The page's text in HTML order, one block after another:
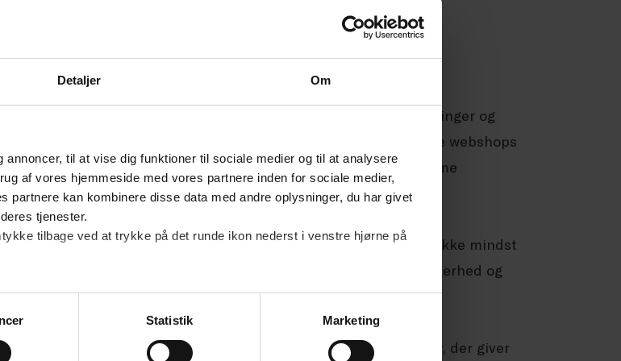
Detaljer Om
til at vise dig funktioner til sociale medier og til at analysere
af vores hjemmeside med vores partnere inden for sociale medier,
partnere kan kombinere disse data med andre oplysninger, du har givet
tjenester.
tilbage ved at trykke på det runde ikon nederst i venstre hjørne på
Statistik Marketing
UDFORDRING FOR VIRKSOMHEDER
stigende udfordring for virksomheder i takt med, at handel, betalinger og
foregår digitalt. Svindlen kan tage mange former – fra falske webshops
af betalingsoplysninger og identitetstyveri – og kan både ramme
og deres kunder.
konsekvenserne være økonomiske tab, øget administration og ikke mindst
Derfor er det vigtigt løbende at arbejde med forebyggelse, sikkerhed og
vi viden om online svindel gennem webinarer, artikler og analyser, der giver